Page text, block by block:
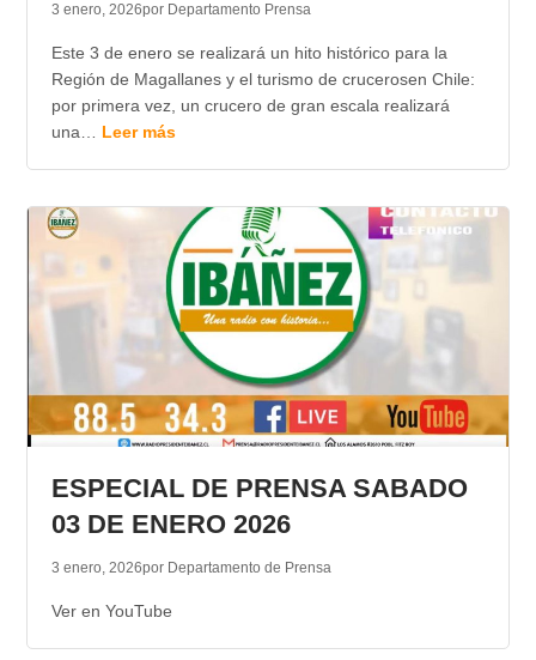
3 enero, 2026por Departamento Prensa
Este 3 de enero se realizará un hito histórico para la
Región de Magallanes y el turismo de crucerosen Chile:
por primera vez, un crucero de gran escala realizará
una… Leer más
ESPECIAL DE PRENSA SABADO
03 DE ENERO 2026
3 enero, 2026por Departamento de Prensa
Ver en YouTube